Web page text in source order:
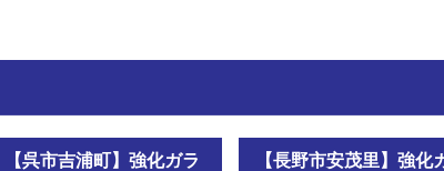
【呉市吉浦町】強化ガラ
【長野市安茂里】強化